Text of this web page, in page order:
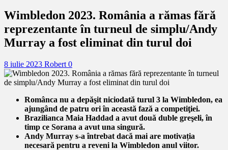
Wimbledon 2023. România a rămas fără
reprezentante în turneul de simplu/Andy
Murray a fost eliminat din turul doi
8 iulie 2023 Robert 0
Românca nu a depăşit niciodată turul 3 la Wimbledon, ea
ajungând de patru ori în această fază a competiţiei.
Brazilianca Maia Haddad a avut două duble greşeli, în
timp ce Sorana a avut una singură.
Andy Murray s-a întrebat dacă mai are motivația
necesară pentru a reveni la Wimbledon anul viitor.